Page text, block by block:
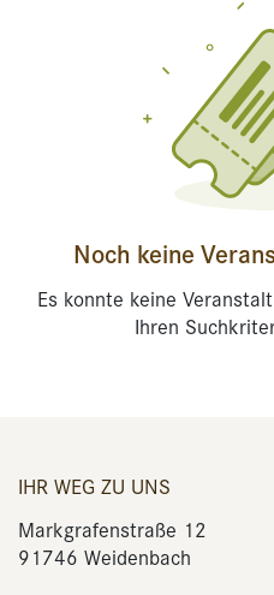
Noch keine
Es konnte keine
Ihren
IHR WEG ZU UNS
Markgrafenstraße 12
91746 Weidenbach